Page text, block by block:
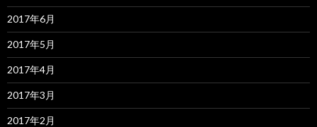
2017年6月
2017年5月
2017年4月
2017年3月
2017年2月